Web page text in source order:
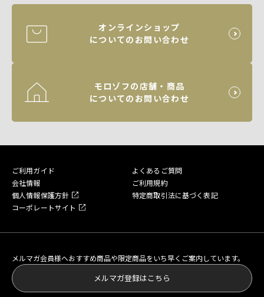
オンラインショップ
についてのお問い合わせ
モロゾフの店舗・商品
についてのお問い合わせ
ご利用ガイド
よくあるご質問
会社情報
ご利用規約
個人情報保護方針
特定商取引法に基づく表記
コーポレートサイト
メルマガ会員様へおすすめ商品や限定商品をいち早くご案内しています。
メルマガ登録はこちら